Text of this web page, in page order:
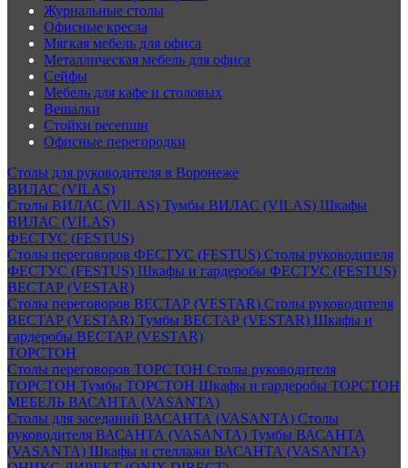
Журнальные столы
Офисные кресла
Мягкая мебель для офиса
Металлическая мебель для офиса
Сейфы
Мебель для кафе и столовых
Вешалки
Стойки ресепшн
Офисные перегородки
Столы для руководителя в Воронеже
ВИЛАС (VILAS)
Столы ВИЛАС (VILAS) Тумбы ВИЛАС (VILAS) Шкафы
ВИЛАС (VILAS)
ФЕСТУС (FESTUS)
Столы переговоров ФЕСТУС (FESTUS) Столы руководителя
ФЕСТУС (FESTUS) Шкафы и гардеробы ФЕСТУС (FESTUS)
ВЕСТАР (VESTAR)
Столы переговоров ВЕСТАР (VESTAR) Столы руководителя
ВЕСТАР (VESTAR) Тумбы ВЕСТАР (VESTAR) Шкафы и
гардеробы ВЕСТАР (VESTAR)
ТОРСТОН
Столы переговоров ТОРСТОН Столы руководителя
ТОРСТОН Тумбы ТОРСТОН Шкафы и гардеробы ТОРСТОН
МЕБЕЛЬ ВАСАНТА (VASANTA)
Столы для заседаний ВАСАНТА (VASANTA) Столы
руководителя ВАСАНТА (VASANTA) Тумбы ВАСАНТА
(VASANTA) Шкафы и стеллажи ВАСАНТА (VASANTA)